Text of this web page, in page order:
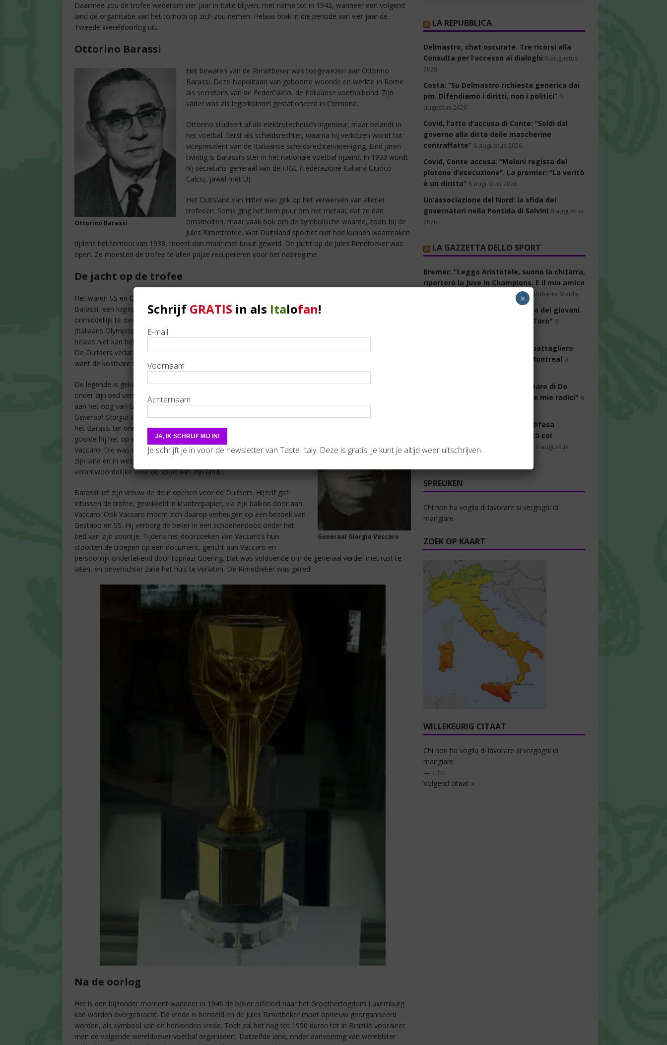
Daarmee zou de trofee wederom vier jaar in Italië blijven, met name tot in 1942, wanneer een volgend
land de organisatie van het tornooi op zich zou nemen. Helaas brak in die periode van vier jaar de
Tweede Wereldoorlog uit.
Ottorino Barassi
Ottorino Barassi
Het bewaren van de Rimetbeker was toegewezen aan Ottorino
Barassi. Deze Napolitaan van geboorte woonde en werkte in Rome
als secretaris van de FederCalcio, de Italiaanse voetbalbond. Zijn
vader was als legerkolonel gestationeerd in Cremona.
Ottorino studeert af als elektrotechnisch ingenieur, maar belandt in
het voetbal. Eerst als scheidsrechter, waarna hij verkozen wordt tot
vicepresident van de Italiaanse scheidsrechtervereniging. Eind jaren
twintig is Barassi’s ster in het nationale voetbal rijzend. In 1933 wordt
hij secretaris-generaal van de FIGC (Federazione Italiana Giuoco
Calcio, jawel mét U).
Het Duitsland van Hitler was gek op het verwerven van allerlei
trofeeën. Soms ging het hem puur om het metaal, dat ze dan
omsmolten, maar vaak ook om de symbolische waarde, zoals bij de
Jules Rimettrofee. Wat Duitsland sportief niet had kunnen waarmaken
tijdens het tornooi van 1938, moest dan maar met bruut geweld. De jacht op de Jules Rimetbeker was
open. Ze moesten de trofee te allen prijze recupereren voor het naziregime.
De jacht op de trofee
Het waren SS en Gestapo die de zoektocht moesten leiden. Al snel klopten ze aan op Piazza Adriana bij
Barassi, een logische plek gezien de functie van de bewoner, en ordonneerden hem de trofee
onmiddellijk te overhandigen. Barassi houdt zich van de domme en beweert dat mensen van het Coni
(Italiaans Olympisch Comité) en van de Federatie de beker hebben meegenomen naar Milaan, en dat hij
helaas niet kan helpen. Ze keren het huis wordt ondersteboven, maar de Rimetbeker blijft onvindbaar.
De Duitsers verlaten zijn huis en laten de bewoner ervan bleek van de schrik maar overgelukkig achter,
want de kostbare trofee is niet in handen van de nazi’s gevallen!
Generaal Giorgio Vaccaro
De legende is gekend: Barassi zou de Rimetbeker in een schoendoos
onder zijn bed verstopt hebben, en de trofee zou daarbij ontsnapt zijn
aan het oog van Gestapo en SS. Een andere, wellicht meer realistische
Generaal Giorgio Vaccaroversie van het verhaal is de volgende. Toen
het Barassi ter ore kwam dat hij bezoek zou krijgen van de nazi’s,
gooide hij het op een akkoordje met zijn gebuur, generaal Giorgio
Vaccaro. Die was nochtans deel van de top van het fascistisch bewind in
zijn land en in wezen dus medestander van Duitsland, en actief als hoge
verantwoordelijke voor de sport van zijn land.
Barassi liet zijn vrouw de deur openen voor de Duitsers. Hijzelf gaf
intussen de trofee, gewikkeld in krantenpapier, via zijn balkon door aan
Vaccaro. Ook Vaccaro mocht zich daarop verheugen op een bezoek van
Gestapo en SS. Hij verborg de beker in een schoenendoos onder het
bed van zijn zoontje. Tijdens het doorzoeken van Vaccaro’s huis
stootten de troepen op een document, gericht aan Vaccaro en
persoonlijk ondertekend door topnazi Goering. Dat was voldoende om de generaal verder met rust te
laten, en onverrichter zake het huis te verlaten. De Rimetbeker was gered!
Na de oorlog
Het is een bijzonder moment wanneer in 1946 de beker officieel naar het Groothertogdom Luxemburg
kan worden overgebracht. De vrede is hersteld en de Jules Rimetbeker moet opnieuw georganiseerd
worden, als symbool van de hervonden vrede. Toch zal het nog tot 1950 duren tot in Brazilië vooraleer
men de volgende wereldbeker voetbal organiseert. Datzelfde land, onder aanvoering van wereldster
LA REPUBBLICA
Delmastro, chat oscurate. Tre ricorsi alla
Consulta per l’accesso ai dialoghi 6 augustus
2026
Costa: “Su Delmastro richiesta generica dai
pm. Difendiamo i diritti, non i politici” 6
augustus 2026
Covid, l’atto d’accusa di Conte: “Soldi dal
governo alla ditta delle mascherine
contraffatte” 6 augustus 2026
Covid, Conte accusa: “Meloni regista del
plotone d’esecuzione”. La premier: “La verità
è un diritto” 6 augustus 2026
Un’associazione del Nord: la sfida dei
governatori nella Pontida di Salvini 6 augustus
2026
LA GAZZETTA DELLO SPORT
Bremer: "Leggo Aristotele, suono la chitarra,
riporterò la Juve in Champions. E il mio amico
6 augustus 2026 Roberto Maida
Cairo, sfida al futuro: "Contento dei giovani.
Vorrei che fosse il mio miglior Toro" 6
Darderi fatica, poi rimonta un battagliero
Shang e avanza agli ottavi di Montreal 6
Il nuovo presidente dell'Ostiamare di De
Rossi? Papà Alberto: "Torno alle mie radici" 6
Ndour segna, Atta incanta, la difesa
svirgola: Fiorentina bella a metà col
Deportivo. E Grosso si arrabbia
6 augustus
Fabiana Della Valle
SPREUKEN
Chi non ha voglia di lavorare si vergogni di
mangiare
ZOEK OP KAART
WILLEKEURIG CITAAT
Chi non ha voglia di lavorare si vergogni di
mangiare
— cibo
Volgend citaat »
Schrijf GRATIS in als Italofan!
E-mail
Voornaam
Achternaam
Je schrijft je in voor de newsletter van Taste Italy. Deze is gratis. Je kunt je altijd weer uitschrijven.
×